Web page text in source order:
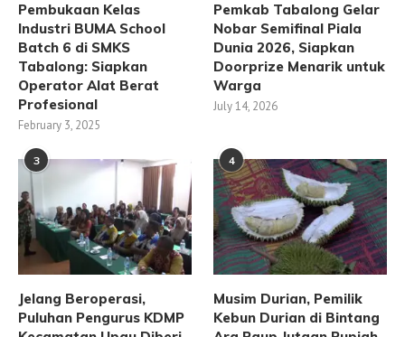
Pembukaan Kelas
Industri BUMA School
Batch 6 di SMKS
Tabalong: Siapkan
Operator Alat Berat
Profesional
February 3, 2025
Pemkab Tabalong Gelar
Nobar Semifinal Piala
Dunia 2026, Siapkan
Doorprize Menarik untuk
Warga
July 14, 2026
3
Jelang Beroperasi,
Puluhan Pengurus KDMP
4
Musim Durian, Pemilik
Kebun Durian di Bintang